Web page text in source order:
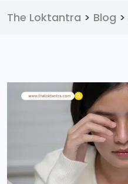
The Loktantra > Blog >